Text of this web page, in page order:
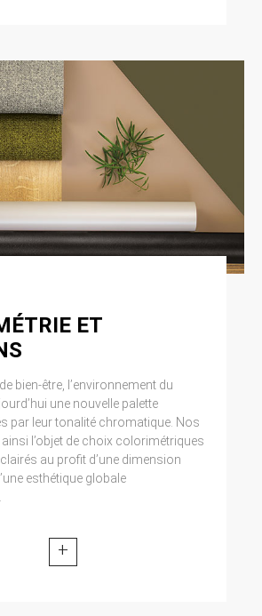
ET
bien-être, l’environnement du
une nouvelle palette
par leur tonalité chromatique. Nos
l’objet de choix colorimétriques
au profit d’une dimension
esthétique globale
+